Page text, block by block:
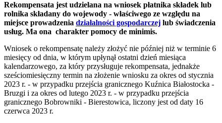
Rekompensata jest udzielana na wniosek płatnika składek lub
rolnika składany do wojewody - właściwego ze względu na
miejsce prowadzenia działalności gospodarczej lub świadczenia
usług. Ma ona charakter pomocy de minimis.
Wniosek o rekompensatę należy złożyć nie później niż w terminie 6
miesięcy od dnia, w którym upłynął ostatni dzień miesiąca
kalendarzowego, za który przysługuje rekompensata, jednakże
sześciomiesięczny termin na złożenie wniosku za okres od stycznia
2023 r. - w przypadku przejścia granicznego Kuźnica Białostocka -
Bruzgi i za okres od lutego 2023 r. - w przypadku przejścia
granicznego Bobrowniki - Bierestowica, liczony jest od daty 16
czerwca 2023 r.